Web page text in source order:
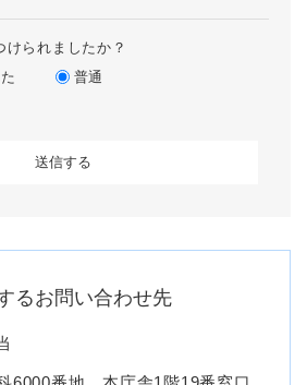
けられましたか？
普通
るお問い合わせ先